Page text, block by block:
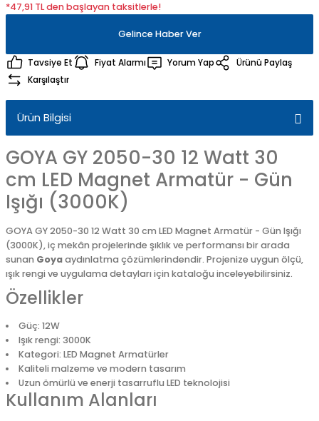
*47,91 TL den başlayan taksitlerle!
Gelince Haber Ver
Tavsiye Et Fiyat Alarmı Yorum Yap
Ürünü Paylaş
Karşılaştır
Ürün Bilgisi
GOYA GY 2050-30 12 Watt 30
cm LED Magnet Armatür - Gün
Işığı (3000K)
GOYA GY 2050-30 12 Watt 30 cm LED Magnet Armatür - Gün Işığı
(3000K), iç mekân projelerinde şıklık ve performansı bir arada
sunan Goyaaydınlatma çözümlerindendir. Projenize uygun ölçü,
ışık rengi ve uygulama detayları için kataloğu inceleyebilirsiniz.
Özellikler
Güç: 12W
Işık rengi: 3000K
Kategori: LED Magnet Armatürler
Kaliteli malzeme ve modern tasarım
Uzun ömürlü ve enerji tasarruflu LED teknolojisi
Kullanım Alanları